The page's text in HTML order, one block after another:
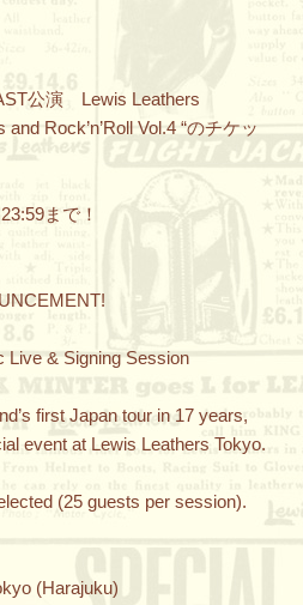
公演 Lewis Leathers
Rock’n’Roll Vol.4 “のチケッ
まで！
Live & Signing Session
first Japan tour in 17 years,
event at Lewis Leathers Tokyo.
(25 guests per session).
(Harajuku)